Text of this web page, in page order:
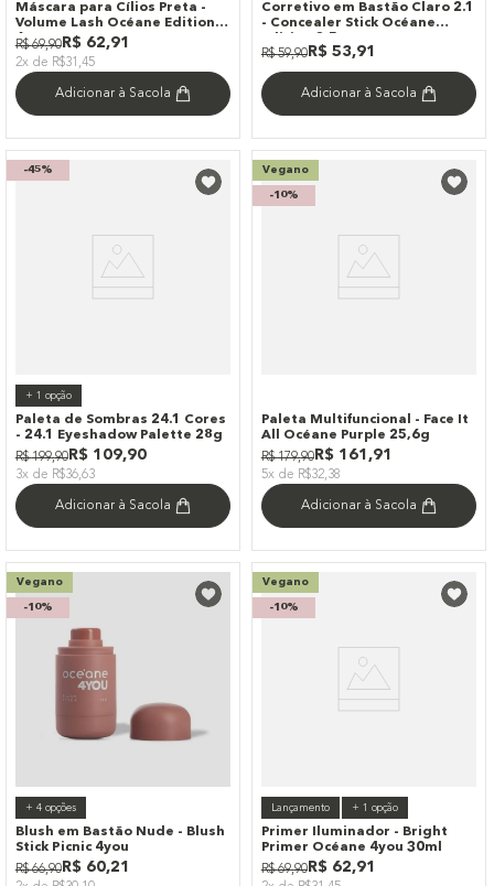
Máscara para Cílios Preta -
Volume Lash Océane Edition
6g
R$ 69,90R$ 62,91
2x de R$31,45
Adicionar à Sacola
Corretivo em Bastão Claro 2.1
- Concealer Stick Océane
R$ 59,90R$ 53,91
Adicionar à Sacola
-45%
+ 1 opção
Paleta de Sombras 24.1 Cores
- 24.1 Eyeshadow Palette 28g
R$ 199,90R$ 109,90
3x de R$36,63
Adicionar à Sacola
Vegano
-10%
Paleta Multifuncional - Face It
All Océane Purple 25,6g
R$ 179,90R$ 161 ,91
5x de R$32,38
Adicionar à Sacola
Vegano
-10%
+ 4opções
Blush em Bastão Nude - Blush
Stick Picnic 4you
R$ 66,90R$ 60,21
Vegano
-10%
Lançamento + 1 opção
Primer Iluminador - Bright
Primer Océane 4you 30ml
R$ 69,90R$ 62,91